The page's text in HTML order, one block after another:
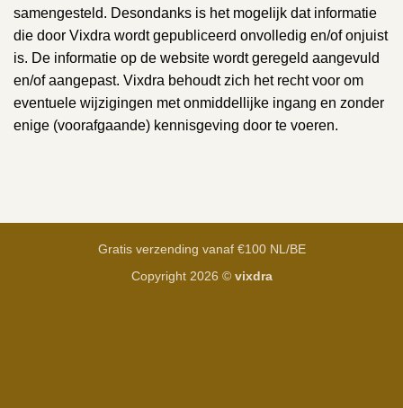
samengesteld. Desondanks is het mogelijk dat informatie
die door Vixdra wordt gepubliceerd onvolledig en/of onjuist
is. De informatie op de website wordt geregeld aangevuld
en/of aangepast. Vixdra behoudt zich het recht voor om
eventuele wijzigingen met onmiddellijke ingang en zonder
enige (voorafgaande) kennisgeving door te voeren.
Gratis verzending vanaf €100 NL/BE
Copyright 2026 © vixdra